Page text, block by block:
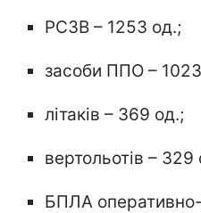
РСЗВ – 1253 од.;
засоби ППО –
літаків – 369 од.;
вертольотів – 329
БПЛА оперативно-